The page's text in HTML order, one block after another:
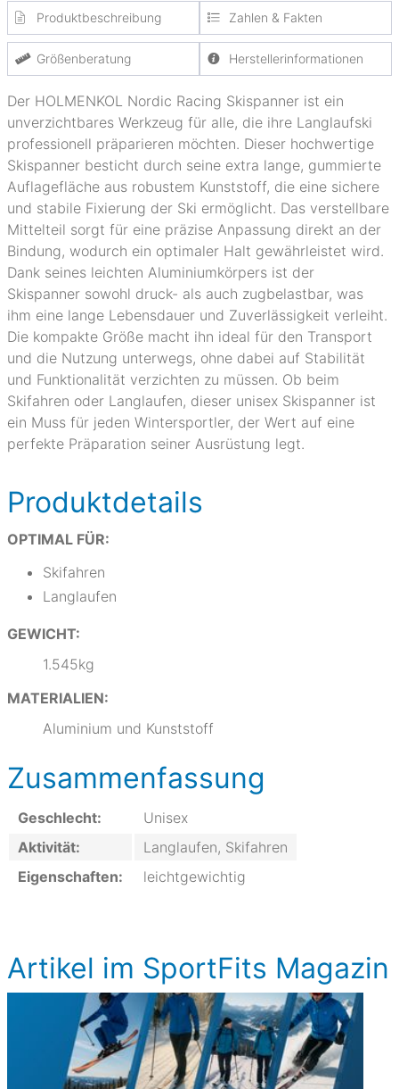
Produktbeschreibung Zahlen & Fakten
Größenberatung Herstellerinformationen
Der HOLMENKOL Nordic Racing Skispanner ist ein
unverzichtbares Werkzeug für alle, die ihre Langlaufski
professionell präparieren möchten. Dieser hochwertige
Skispanner besticht durch seine extra lange, gummierte
Auflagefläche aus robustem Kunststoff, die eine sichere
und stabile Fixierung der Ski ermöglicht. Das verstellbare
Mittelteil sorgt für eine präzise Anpassung direkt an der
Bindung, wodurch ein optimaler Halt gewährleistet wird.
Dank seines leichten Aluminiumkörpers ist der
Skispanner sowohl druck- als auch zugbelastbar, was
ihm eine lange Lebensdauer und Zuverlässigkeit verleiht.
Die kompakte Größe macht ihn ideal für den Transport
und die Nutzung unterwegs, ohne dabei auf Stabilität
und Funktionalität verzichten zu müssen. Ob beim
Skifahren oder Langlaufen, dieser unisex Skispanner ist
ein Muss für jeden Wintersportler, der Wert auf eine
perfekte Präparation seiner Ausrüstung legt.
Produktdetails
OPTIMAL FÜR:
Skifahren
Langlaufen
GEWICHT:
1.545kg
MATERIALIEN:
Aluminium und Kunststoff
Zusammenfassung
Geschlecht:
Unisex
Aktivität:
Langlaufen, Skifahren
Eigenschaften:
leichtgewichtig
Artikel im SportFits Magazin